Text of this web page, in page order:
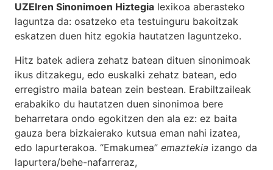
UZEIren Sinonimoen Hiztegia lexikoa aberasteko
laguntza da: osatzeko eta testuinguru bakoitzak
eskatzen duen hitz egokia hautatzen laguntzeko.
Hitz batek adiera zehatz batean dituen sinonimoak
ikus ditzakegu, edo euskalki zehatz batean, edo
erregistro maila batean zein bestean. Erabiltzaileak
erabakiko du hautatzen duen sinonimoa bere
beharretara ondo egokitzen den ala ez: ez baita
gauza bera bizkaierako kutsua eman nahi izatea,
edo lapurterakoa. “Emakumea” emaztekia izango da
lapurtera/behe-nafarreraz,